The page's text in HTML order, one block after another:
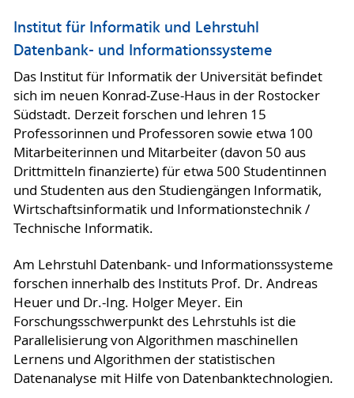
Institut für Informatik und Lehrstuhl
Datenbank- und Informationssysteme
Das Institut für Informatik der Universität befindet
sich im neuen Konrad-Zuse-Haus in der Rostocker
Südstadt. Derzeit forschen und lehren 15
Professorinnen und Professoren sowie etwa 100
Mitarbeiterinnen und Mitarbeiter (davon 50 aus
Drittmitteln finanzierte) für etwa 500 Studentinnen
und Studenten aus den Studiengängen Informatik,
Wirtschaftsinformatik und Informationstechnik /
Technische Informatik.
Am Lehrstuhl Datenbank- und Informationssysteme
forschen innerhalb des Instituts Prof. Dr. Andreas
Heuer und Dr.-Ing. Holger Meyer. Ein
Forschungsschwerpunkt des Lehrstuhls ist die
Parallelisierung von Algorithmen maschinellen
Lernens und Algorithmen der statistischen
Datenanalyse mit Hilfe von Datenbanktechnologien.